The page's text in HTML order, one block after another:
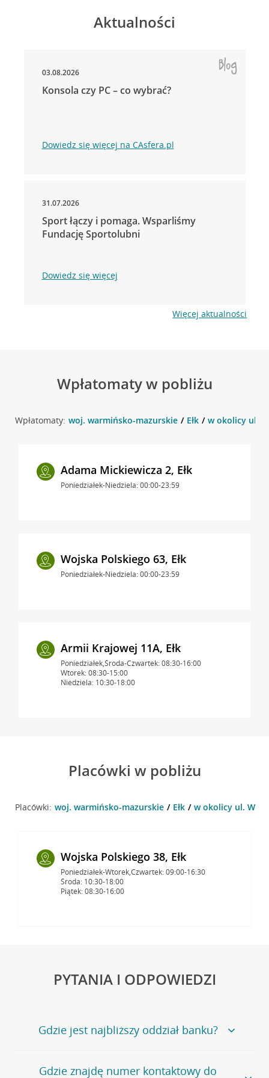
Aktualności
03.08.2026
Konsola czy PC – co wybrać?
Dowiedz się więcej na CAsfera.pl
31.07.2026
Sport łączy i pomaga. Wsparliśmy
Fundację Sportolubni
Dowiedz się więcej
Więcej aktualności
Wpłatomaty w pobliżu
Wpłatomaty: woj. warmińsko-mazurskie Ełk w okolicy ul.
Adama Mickiewicza 2, Ełk
Poniedziałek-Niedziela: 00:00-23:59
Wojska Polskiego 63, Ełk
Poniedziałek-Niedziela: 00:00-23:59
Armii Krajowej 11A, Ełk
Poniedziałek,Środa-Czwartek: 08:30-16:00
Wtorek: 08:30-15:00
Niedziela: 10:30-18:00
Placówki w pobliżu
Placówki: woj. warmińsko-mazurskie Ełk w okolicy ul.
Wojska Polskiego 38, Ełk
Poniedziałek-Wtorek,Czwartek: 09:00-16:30
Środa: 10:30-18:00
Piątek: 08:30-16:00
PYTANIA I ODPOWIEDZI
Gdzie jest najbliższy oddział banku?
Jeśli szukasz oddziału naszego banku, zapraszamy na
Gdzie znajdę numer kontaktowy do